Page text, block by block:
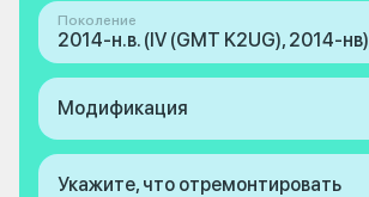
Поколение
2014-н.в. (IV (GMT K2UG), 2014-нв)
Модификация
Укажите, что отремонтировать